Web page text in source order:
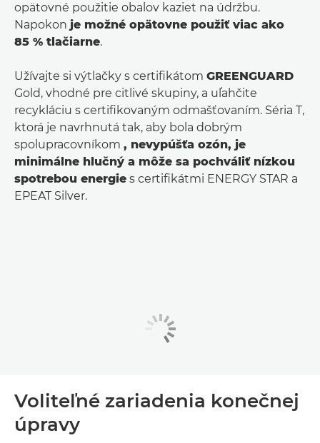
opätovné použitie obalov kaziet na údržbu.
Napokon je možné opätovne použiť viac ako
85 % tlačiarne.
Užívajte si výtlačky s certifikátom GREENGUARD
Gold, vhodné pre citlivé skupiny, a uľahčite
recykláciu s certifikovaným odmašťovaním. Séria T,
ktorá je navrhnutá tak, aby bola dobrým
spolupracovníkom , nevypúšťa ozón, je
minimálne hlučný a môže sa pochváliť nízkou
spotrebou energie s certifikátmi ENERGY STAR a
EPEAT Silver.
Voliteľné zariadenia konečnej
úpravy